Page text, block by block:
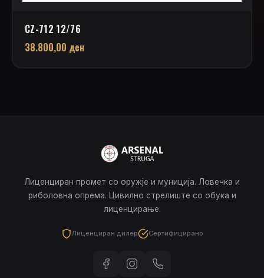
CZ-712 12/76
38.800,00 ден
Лиценциран промет со оружје и муниција. Ловечка и
риболовна опрема. Цивилно стрелиште со обука и
лиценцирање.
Лиценциран дилер Сертифицирано